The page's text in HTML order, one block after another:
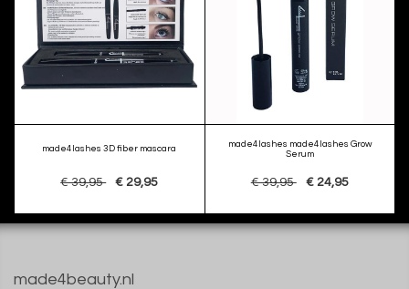
made4lashes 3D fiber mascara
€ 39,95 € 29,95
made4lashes made4lashes Grow
Serum
€ 39,95 € 24,95
made4beauty.nl